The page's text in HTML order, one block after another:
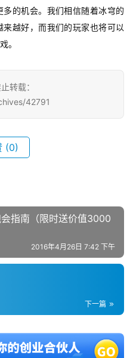
的机会。我们相信随着冰穹的
越好，而我们的玩家也将可以
。
转载：
42791
(0)
指南（限时送价值3000
2016年4月26日 7:42 下午
下一篇